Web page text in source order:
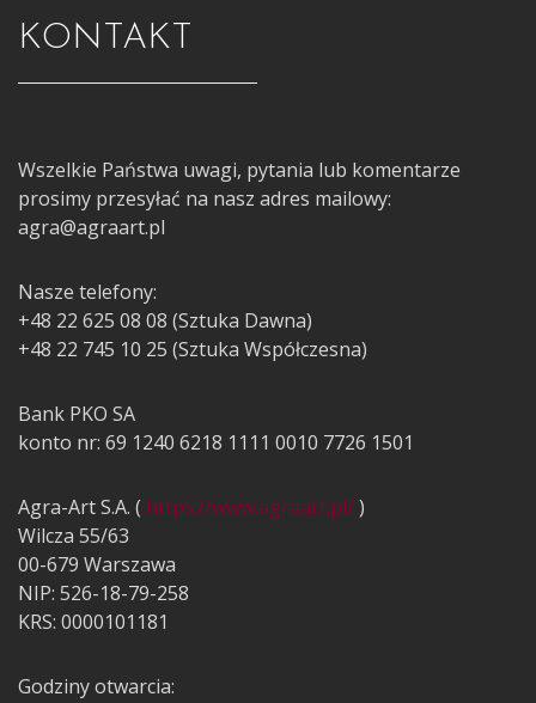
KONTAKT
Wszelkie Państwa uwagi, pytania lub komentarze
prosimy przesyłać na nasz adres mailowy:
agra@agraart.pl
Nasze telefony:
+48 22 625 08 08 (Sztuka Dawna)
+48 22 745 10 25 (Sztuka Współczesna)
Bank PKO SA
konto nr: 69 1240 6218 1111 0010 7726 1501
Agra-Art S.A. ( https://www.agraart.pl/)
Wilcza 55/63
00-679 Warszawa
NIP: 526-18-79-258
KRS: 0000101181
Godziny otwarcia: